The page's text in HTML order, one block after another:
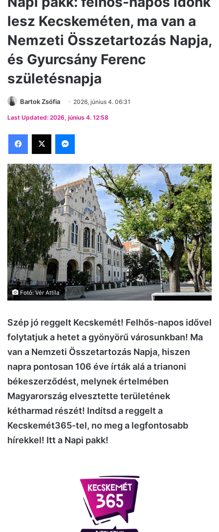
lesz Kecskeméten, ma van a
Nemzeti Összetartozás Napja,
és Gyurcsány Ferenc
születésnapja
Bartok Zsófia 2026, június 4. 06:31
Last Updated: 2026, június 4. 12:58
Facebook
X Messenger
Fotó: Vér Attila
Szép jó reggelt Kecskemét! Felhős-napos idővel
folytatjuk a hetet a gyönyörű városunkban! Ma
van a Nemzeti Összetartozás Napja, hiszen
napra pontosan 106 éve írták alá a trianoni
békeszerződést, melynek értelmében
Magyarország elvesztette területének
kétharmad részét! Indítsd a reggelt a
Kecskemét365-tel, no meg a legfontosabb
hírekkel! Itt a Napi pakk!